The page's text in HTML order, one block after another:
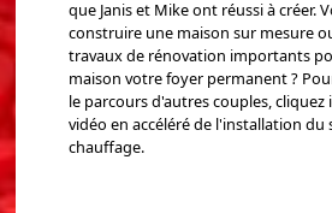
que Janis et Mike ont réussi à créer.
construire une maison sur mesure
travaux de rénovation importants
maison votre foyer permanent ?
le parcours d'autres couples, cliquez
vidéo en accéléré de l'installation du
chauffage.